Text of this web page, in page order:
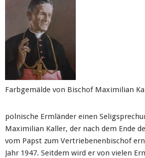
Farbgemälde von Bischof Maximilian
polnische Ermländer einen
Maximilian Kaller, der nach dem Ende
vom Papst zum Vertriebenenbischof
Jahr 1947. Seitdem wird er von vielen